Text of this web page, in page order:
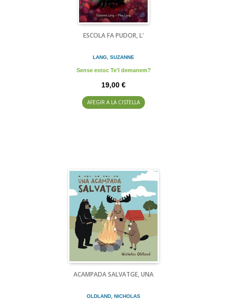
ESCOLA FA PUDOR, L'
LANG, SUZANNE
Sense estoc Te'l demanem?
19,00 €
AFEGIR A LA CISTELLA
ACAMPADA SALVATGE, UNA
OLDLAND, NICHOLAS